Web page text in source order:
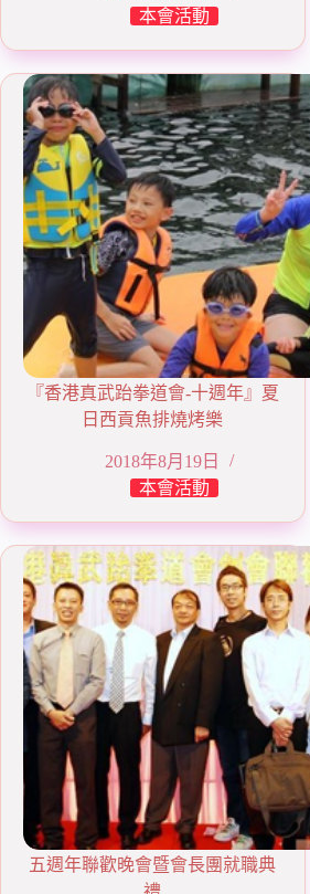
本會活動
『香港真武跆拳道會-十週年』夏
日西貢魚排燒烤樂
2018年8月19日
本會活動
五週年聯歡晚會暨會長團就職典